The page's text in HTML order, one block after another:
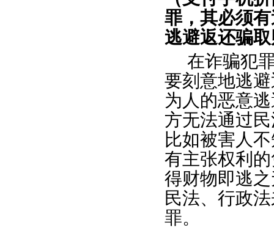
罪，其必须
逃避返还骗
在诈骗犯
要刻意地逃
为人的恶意
方无法通过
比如被害人
有主张权利
得财物即逃
民法、行政
罪。